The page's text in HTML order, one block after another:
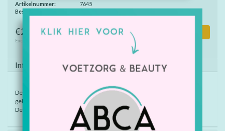
Artikelnummer:
7645
Beschikbaarheid:
€22,25
Excl. btw
Toevoegen aan winkelwagen
Informatie
De werkverkeer autootjes worden in willekeurige kleuren en types
geleverd.
De autootjes zijn zo'n 7 cm groot.